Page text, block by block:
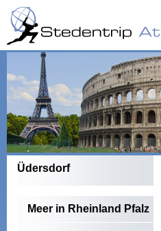
Üdersdorf
Meer in Rheinland Pfalz